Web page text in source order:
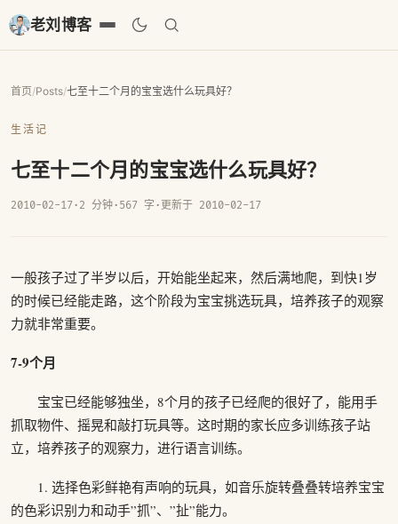
老刘博客
首页/Posts/七至十二个月的宝宝选什么玩具好？
生活记
七至十二个月的宝宝选什么玩具好？
2010-02-17· 2 分钟· 567 字 · 更新于 2010-02-17
一般孩子过了半岁以后，开始能坐起来，然后满地爬，到快1岁
的时候已经能走路，这个阶段为宝宝挑选玩具，培养孩子的观察
力就非常重要。
7-9个月
宝宝已经能够独坐，8个月的孩子已经爬的很好了，能用手
抓取物件、摇晃和敲打玩具等。这时期的家长应多训练孩子站
立，培养孩子的观察力，进行语言训练。
1. 选择色彩鲜艳有声响的玩具，如音乐旋转叠叠转培养宝宝
的色彩识别力和动手”抓”、”扯”能力。